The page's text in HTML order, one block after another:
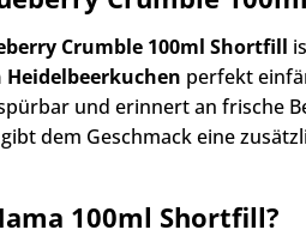
Crumble 100ml Shortfill
Heidelbeerkuchen perfekt
und erinnert an frische
gibt dem Geschmack eine
100ml Shortfill?